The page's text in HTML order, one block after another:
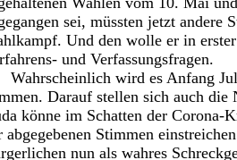
sei, müssten jetzt andere
Und den wolle er in
und Verfassungsfragen.
Wahrscheinlich wird es Anfang
Darauf stellen sich auch die
könne im Schatten der Corona-
abgegebenen Stimmen
nun als wahres